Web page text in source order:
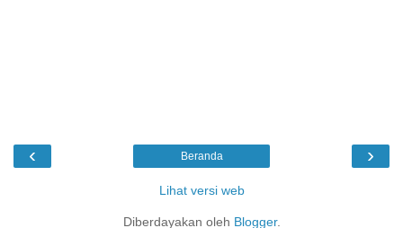
‹ ›
Beranda
Lihat versi web
Diberdayakan oleh Blogger.